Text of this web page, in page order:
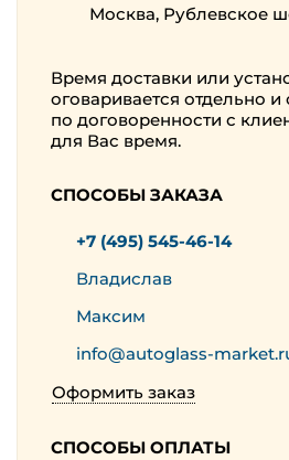
Москва, Рублевское
Время доставки или
оговаривается отдельно и
по договоренности с
для Вас время.
СПОСОБЫ ЗАКАЗА
+7 (495) 545-46-14
Владислав
Максим
info@autoglass-
Оформить заказ
СПОСОБЫ ОПЛАТЫ